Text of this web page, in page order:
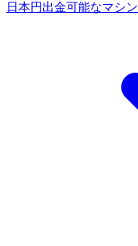
日本円出金可能なマシン